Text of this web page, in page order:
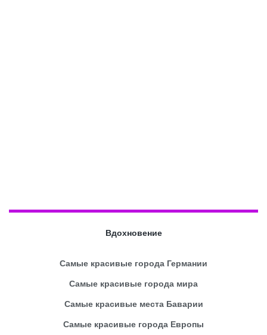
Вдохновение
Самые красивые города Германии
Самые красивые города мира
Самые красивые места Баварии
Самые красивые города Европы